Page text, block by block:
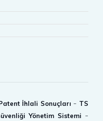
İhlali Sonuçları - TS
Yönetim Sistemi -